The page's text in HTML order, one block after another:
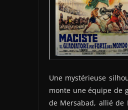
Une mystérieuse
monte une équipe de
de Mersabad, allié de